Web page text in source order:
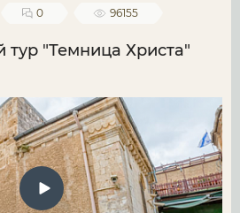
0 96155
тур "Темница Христа"